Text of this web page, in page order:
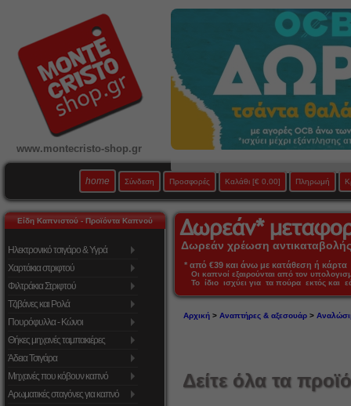
www.montecristo-shop.gr
home Σύνδεση Προσφορές Καλάθι [€ 0,00] Πληρωμή
Είδη Καπνιστού - Προϊόντα Καπνού
Ηλεκτρονικό τσιγάρο & Υγρά
Χαρτάκια στριφτού
Φιλτράκια Στριφτού
Τζιβάνες και Ρολά
Πουρόφυλλα - Κώνοι
Θήκες μηχανές ταμπακιέρες
Άδεια Τσιγάρα
Μηχανές που κόβουν καπνό
Αρωματικές σταγόνες για καπνό
Δωρεάν χρέωση
* από €39 και άνω με κατάθεση ή
Οι καπνοί εξαιρούνται από τον
Το ίδιο ισχύει για τα πούρα εκτός και
Αρχική> Αναπτήρες & αξεσουάρ>
Δείτε όλα τα